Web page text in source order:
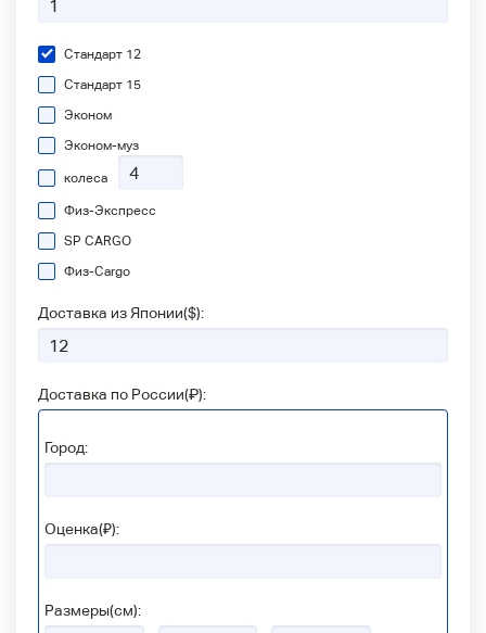
Стандарт 12
Стандарт 15
Эконом
Эконом-муз
колеса
Физ-Экспресс
SP CARGO
Физ-Сargo
Доставка из Японии($):
Доставка по России(₽):
Город:
Оценка(₽):
Размеры(см):